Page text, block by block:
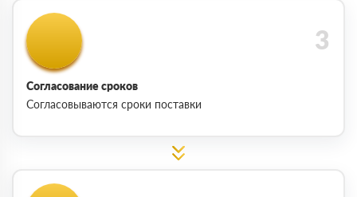
Согласование сроков
Согласовываются сроки поставки